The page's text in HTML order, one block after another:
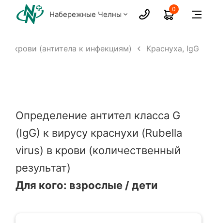
Набережные Челны
0
крови (антитела к инфекциям) Краснуха, IgG
Определение антител класса G
(IgG) к вирусу краснухи (Rubella
virus) в крови (количественный
результат)
Для кого: взрослые / дети